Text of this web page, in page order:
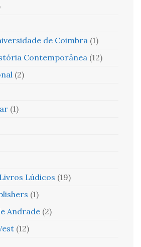
de Coimbra (1)
Contemporânea (12)
(2)
(1)
Lúdicos (19)
(1)
Andrade (2)
(12)